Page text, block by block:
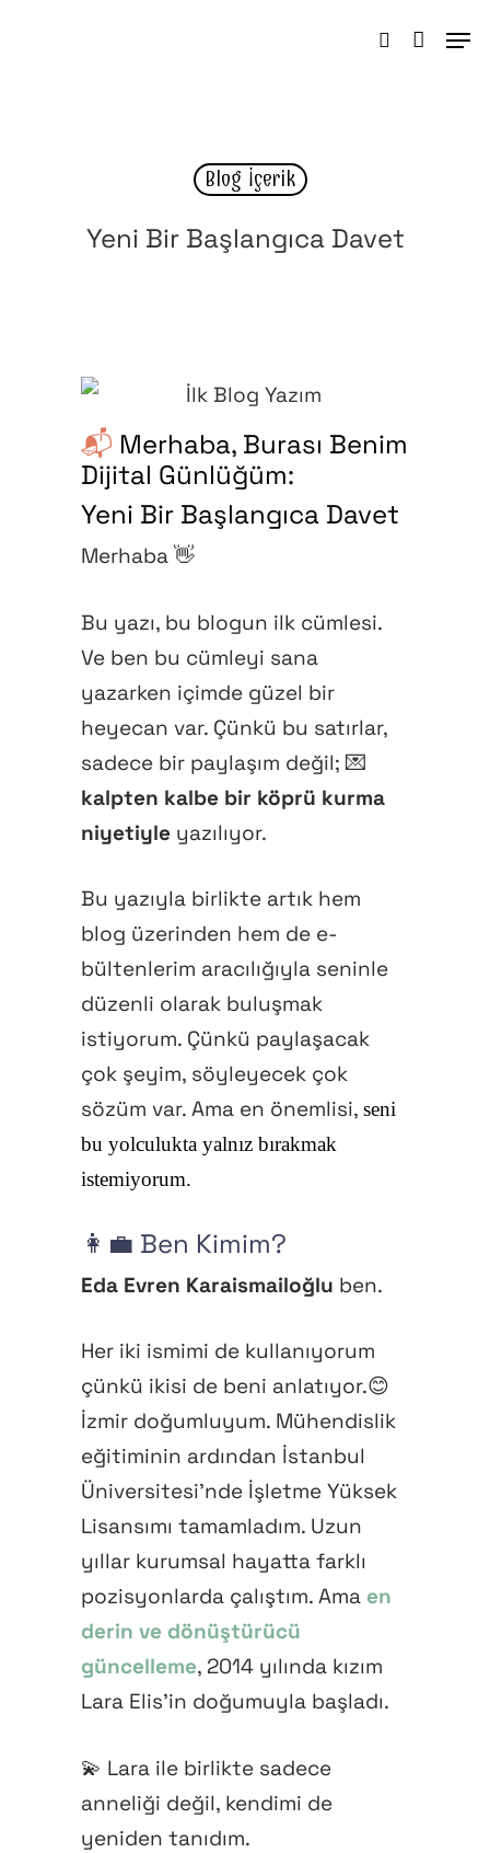
Blog İçerik
Yeni Bir Başlangıca Davet
📬 Merhaba, Burası Benim
Dijital Günlüğüm:
Yeni Bir Başlangıca Davet
Merhaba 👋
Bu yazı, bu blogun ilk cümlesi.
Ve ben bu cümleyi sana
yazarken içimde güzel bir
heyecan var. Çünkü bu satırlar,
sadece bir paylaşım değil; 💌
kalpten kalbe bir köprü kurma
niyetiyle yazılıyor.
Bu yazıyla birlikte artık hem
blog üzerinden hem de e-
bültenlerim aracılığıyla seninle
düzenli olarak buluşmak
istiyorum. Çünkü paylaşacak
çok şeyim, söyleyecek çok
sözüm var. Ama en önemlisi, seni
bu yolculukta yalnız bırakmak
istemiyorum.
👩‍💼 Ben Kimim?
Eda Evren Karaismailoğlu ben.
Her iki ismimi de kullanıyorum
çünkü ikisi de beni anlatıyor.😊
İzmir doğumluyum. Mühendislik
eğitiminin ardından İstanbul
Üniversitesi’nde İşletme Yüksek
Lisansımı tamamladım. Uzun
yıllar kurumsal hayatta farklı
pozisyonlarda çalıştım. Ama en
derin ve dönüştürücü
güncelleme, 2014 yılında kızım
Lara Elis’in doğumuyla başladı.
💫 Lara ile birlikte sadece
anneliği değil, kendimi de
yeniden tanıdım.